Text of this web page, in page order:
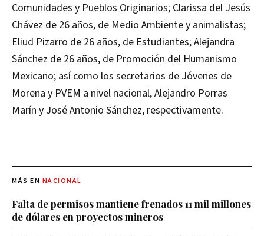
Comunidades y Pueblos Originarios; Clarissa del Jesús
Chávez de 26 años, de Medio Ambiente y animalistas;
Eliud Pizarro de 26 años, de Estudiantes; Alejandra
Sánchez de 26 años, de Promoción del Humanismo
Mexicano; así como los secretarios de Jóvenes de
Morena y PVEM a nivel nacional, Alejandro Porras
Marín y José Antonio Sánchez, respectivamente.
MÁS EN NACIONAL
Falta de permisos mantiene frenados 11 mil millones
de dólares en proyectos mineros